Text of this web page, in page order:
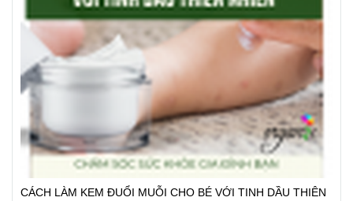
CÁCH LÀM KEM ĐUỔI MUỖI CHO BÉ VỚI TINH DẦU THIÊN